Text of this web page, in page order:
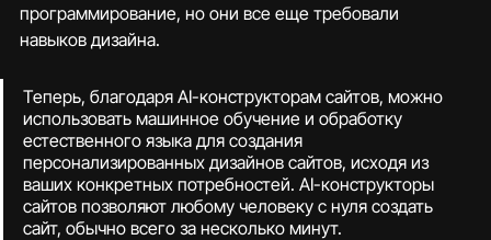
программирование, но они все еще требовали
навыков дизайна.
Теперь, благодаря AI-конструкторам сайтов, можно
использовать машинное обучение и обработку
естественного языка для создания
персонализированных дизайнов сайтов, исходя из
ваших конкретных потребностей. AI-конструкторы
сайтов позволяют любому человеку с нуля создать
сайт, обычно всего за несколько минут.